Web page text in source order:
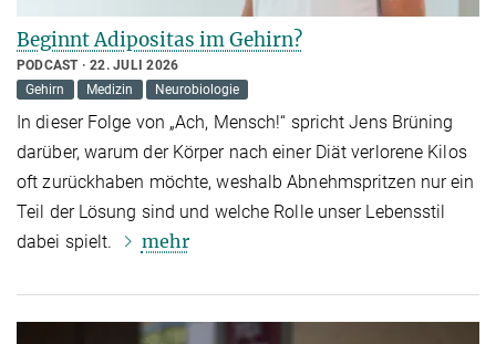
Beginnt Adipositas im Gehirn?
PODCAST
22. JULI 2026
Gehirn
Medizin Neurobiologie
In dieser Folge von „Ach, Mensch!“ spricht Jens Brüning
darüber, warum der Körper nach einer Diät verlorene Kilos
oft zurückhaben möchte, weshalb Abnehmspritzen nur ein
Teil der Lösung sind und welche Rolle unser Lebensstil
dabei spielt.
mehr